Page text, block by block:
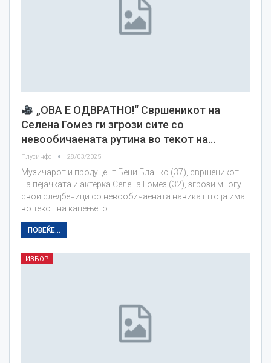
„ОВА Е ОДВРАТНО!“ Свршеникот на
Селена Гомез ги згрози сите со
невообичаената рутина во текот на…
Плусинфо 28/03/2025
Музичарот и продуцент Бени Бланко (37), свршеникот
на пејачката и актерка Селена Гомез (32), згрози многу
свои следбеници со невообичаената навика што ја има
во текот на капењето.
ПОВЕЌЕ...
ИЗБОР